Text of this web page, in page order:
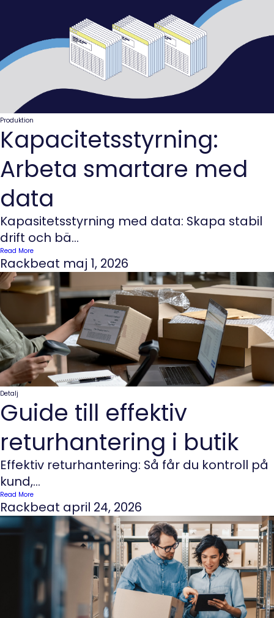
Produktion
Kapacitetsstyrning:
Arbeta smartare med
data
Kapasitetsstyrning med data: Skapa stabil
drift och bä...
Read More
Rackbeat maj 1, 2026
Detalj
Guide till effektiv
returhantering i butik
Effektiv returhantering: Så får du kontroll på
kund,...
Read More
Rackbeat april 24, 2026